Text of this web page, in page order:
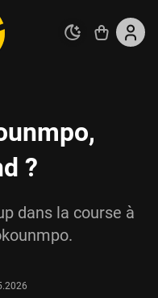
?
dans la course à